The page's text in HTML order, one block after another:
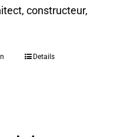
constructeur,
Details